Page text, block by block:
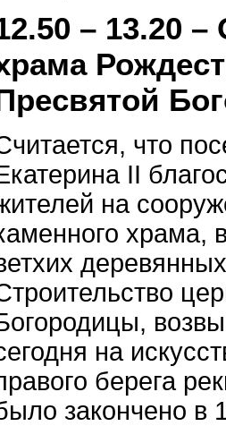
– 13.20
что
II
на
храма,
на
берега
закончено в